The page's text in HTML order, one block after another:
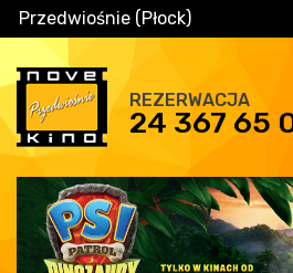
Przedwiośnie (Płock)
REZERWACJA
24 367 65